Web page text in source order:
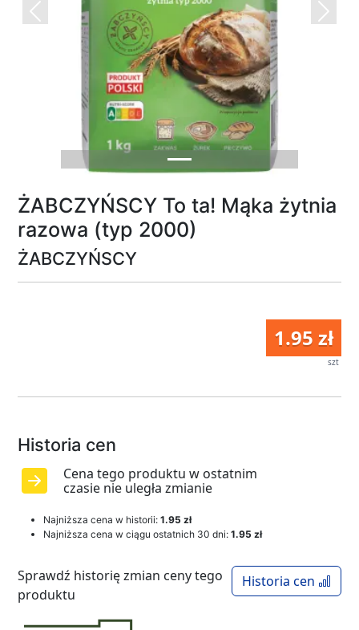
Previous Next
ŻABCZYŃSCY To ta! Mąka żytnia
razowa (typ 2000)
ŻABCZYŃSCY
1.95 zł
szt
Historia cen
Cena tego produktu w ostatnim
czasie nie uległa zmianie
Najniższa cena w historii: 1.95 zł
Najniższa cena w ciągu ostatnich 30 dni: 1.95 zł
Historia cen
Sprawdź historię zmian ceny tego
produktu